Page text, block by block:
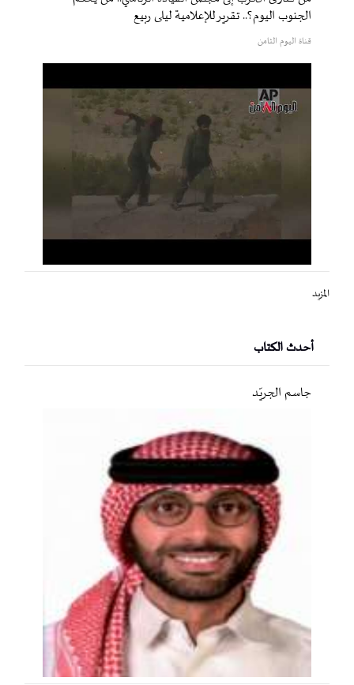
الجنوب اليوم؟.. تقرير للإعلامية ليلى ربيع
قناة اليوم الثامن
المزيد
أحدث الكتاب
جاسم الجريّد